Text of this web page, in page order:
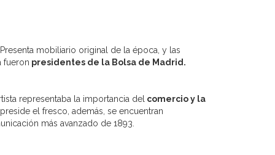
mobiliario original de la época, y las
fueron presidentes de la Bolsa de Madrid.
representaba la importancia del comercio y la
el fresco, además, se encuentran
más avanzado de 1893.